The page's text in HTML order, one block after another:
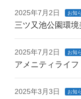
2025年7月2日 お知
三ツ又池公園環境
2025年7月2日 お知
アメニティライ
2025年3月3日 お知